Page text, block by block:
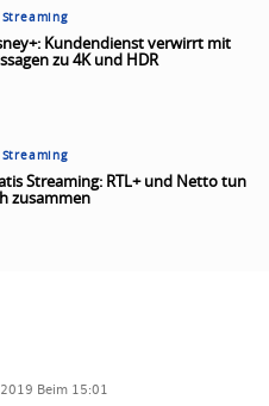
Streaming
Kundendienst verwirrt mit
zu 4K und HDR
Streaming
Streaming: RTL+ und Netto tun
zusammen
Beim 15:01